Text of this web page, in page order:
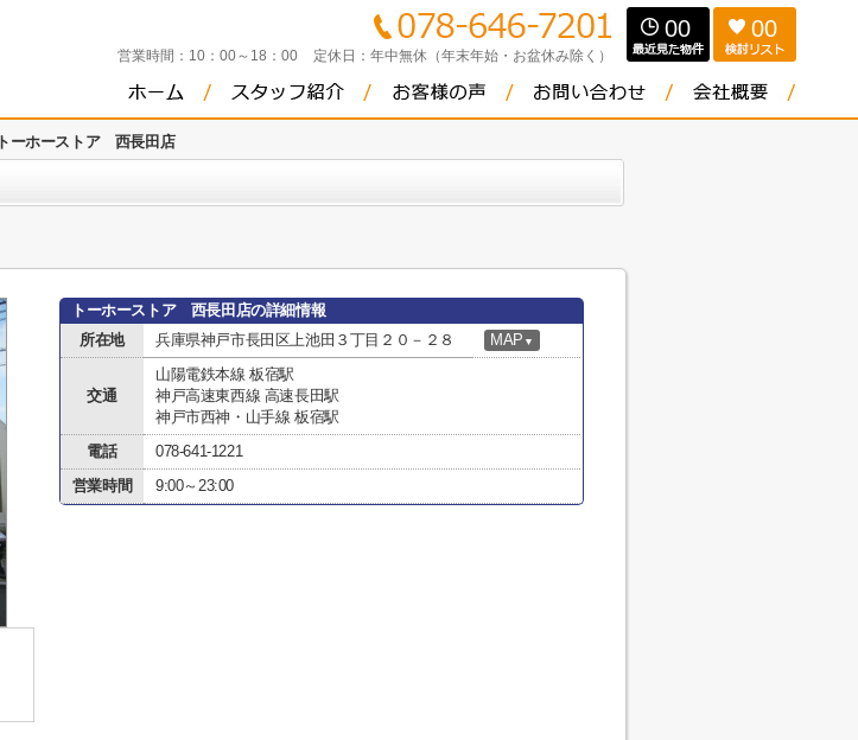
営業時間： 10：00～18：00 定休日： 年中無休（年末年始・お盆休み除く）
00 00
トーホーストア 西長田店
トーホーストア 西長田店の詳細情報
所在地
兵庫県神戸市長田区上池田３丁目２０－２８ MAP ▼
交通
山陽電鉄本線 板宿駅
神戸高速東西線 高速長田駅
神戸市西神・山手線 板宿駅
電話
078-641-1221
営業時間
9:00～23:00